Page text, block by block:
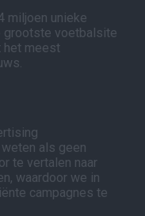
miljoen unieke
grootste voetbalsite
het meest
als geen
te vertalen naar
waardoor we in
campagnes te